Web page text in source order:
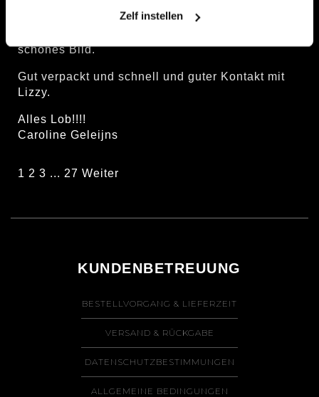
Zelf instellen
schönes Bild.
Gut verpackt und schnell und guter Kontakt mit
Lizzy.
Alles Lob!!!!
Caroline Geleijns
1 2 3 ... 27 Weiter
KUNDENBETREUUNG
BESTELLVORGANG & LIEFERZEIT
VERSAND & RÜCKGABE
DATENSCHUTZBESTIMMUNGEN
ALLGEMEINE BEDINGUNGEN